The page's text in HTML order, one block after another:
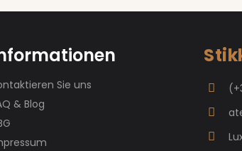
Sie uns
& Blog